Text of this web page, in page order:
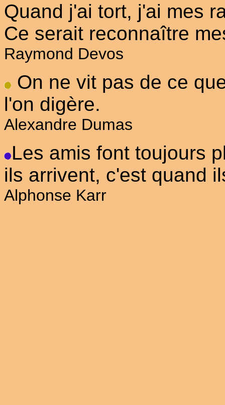
Quand j'ai tort, j'ai mes
Ce serait reconnaître
Raymond Devos
On ne vit pas de ce
l'on digère.
Alexandre Dumas
Les amis font toujours
ils arrivent, c'est quand
Alphonse Karr